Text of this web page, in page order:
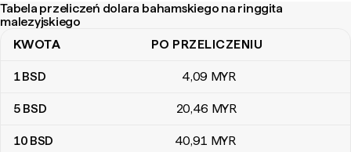
Tabela przeliczeń dolara bahamskiego na ringgita
malezyjskiego
Tabela przeliczeń dolara bahamskiego na ringgita malezyjskiego
KWOTA PO PRZELICZENIU
1BSD 4,09 MYR
5 BSD 20,46 MYR
10 BSD 40,91 MYR